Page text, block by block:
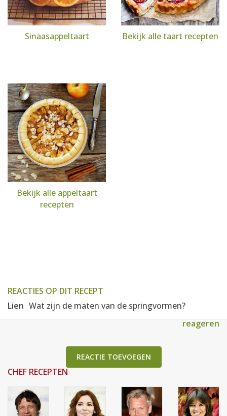
Sinaasappeltaart Bekijk alle taart recepten
Bekijk alle appeltaart
recepten
REACTIES OP DIT RECEPT
Lien Wat zijn de maten van de springvormen?
reageren
REACTIE TOEVOEGEN
CHEF RECEPTEN